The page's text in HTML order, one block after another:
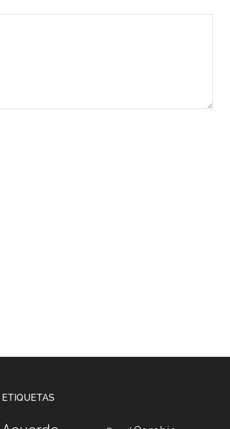
ETIQUETAS